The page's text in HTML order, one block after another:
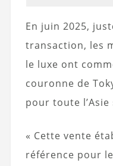
En juin 2025,
transaction, les
le luxe ont
couronne de
pour toute l’Asie
« Cette vente
référence pour